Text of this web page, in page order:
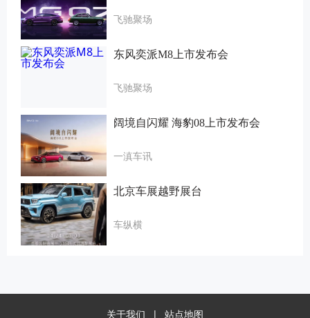
飞驰聚场
东风奕派M8上市发布会
飞驰聚场
阔境自闪耀 海豹08上市发布会
一滇车讯
北京车展越野展台
车纵横
关于我们 | 站点地图